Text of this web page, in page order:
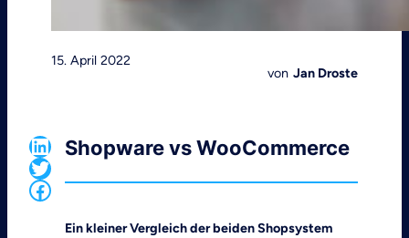
15. April 2022
von Jan Droste
LinkedIn
Twitter
Facebook
Shopware vs WooCommerce
Ein kleiner Vergleich der beiden Shopsystem